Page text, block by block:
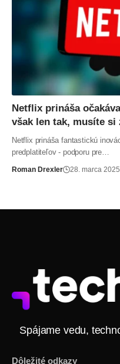
Netflix prináša
však len tak, musíte
Netflix prináša fantastickú
predplatiteľov - podporu pre…
Roman Drexler 28. marca 2025
Spájame vedu,
Dôležité odkazy